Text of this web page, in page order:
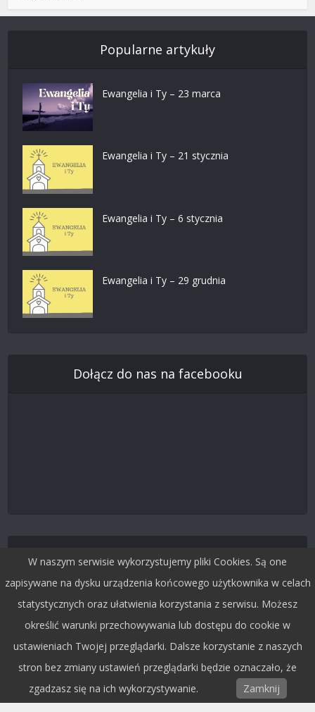
Popularne artykuły
Ewangelia i Ty – 23 marca
Ewangelia i Ty – 21 stycznia
Ewangelia i Ty – 6 stycznia
Ewangelia i Ty – 29 grudnia
Dołącz do nas na facebooku
Śledź nas na Twitterze
W naszym serwisie wykorzystujemy pliki Cookies. Są one
zapisywane na dysku urządzenia końcowego użytkownika w celach
statystycznych oraz ułatwienia korzystania z serwisu. Możesz
określić warunki przechowywania lub dostępu do cookie w
ustawieniach Twojej przeglądarki. Dalsze korzystanie z naszych
stron bez zmiany ustawień przeglądarki będzie oznaczało, że
zgadzasz się na ich wykorzystywanie.
Zamknij